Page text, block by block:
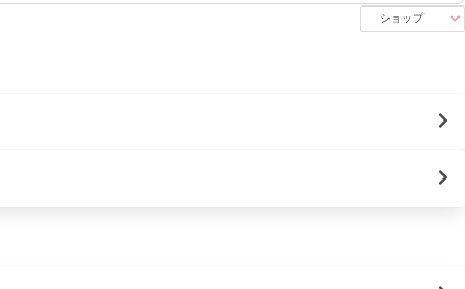
ショップ